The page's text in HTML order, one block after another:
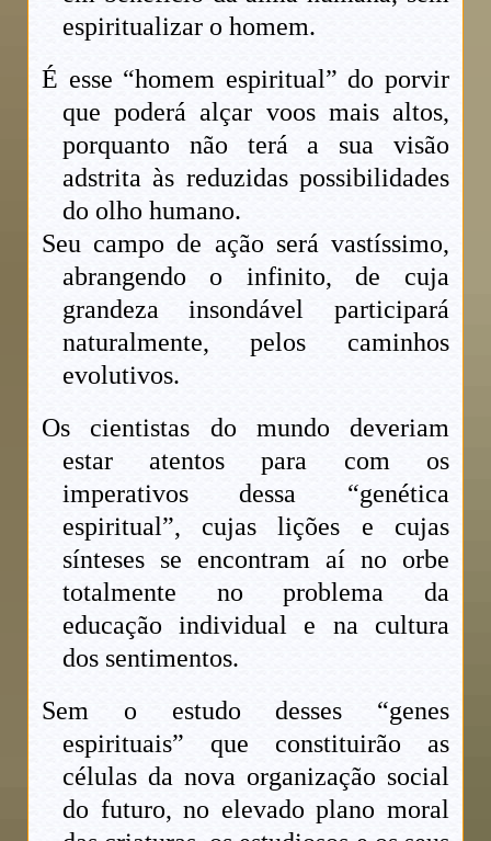
espiritualizar o homem.
É esse “homem espiritual” do porvir
que poderá alçar voos mais altos,
porquanto não terá a sua visão
adstrita às reduzidas possibilidades
do olho humano.
Seu campo de ação será vastíssimo,
abrangendo o infinito, de cuja
grandeza insondável participará
naturalmente, pelos caminhos
evolutivos.
Os cientistas do mundo deveriam
estar atentos para com os
imperativos dessa “genética
espiritual”, cujas lições e cujas
sínteses se encontram aí no orbe
totalmente no problema da
educação individual e na cultura
dos sentimentos.
Sem o estudo desses “genes
espirituais” que constituirão as
células da nova organização social
do futuro, no elevado plano moral